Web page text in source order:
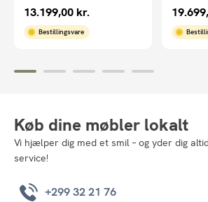
13.199,00 kr.
Bestillingsvare
Køb dine møbler lokalt
Vi hjælper dig med et smil – og yder dig
service!
+299 32 21 76